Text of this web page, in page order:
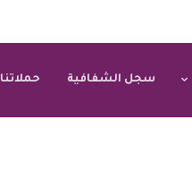
سجل الشفافية حملاتنا